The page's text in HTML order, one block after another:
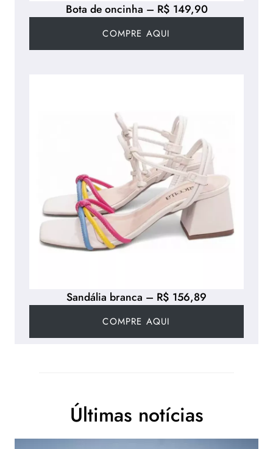
Sandália branca – R$ 156,89
COMPRE AQUI
Bota de oncinha – R$ 149,90
COMPRE AQUI
Últimas notícias